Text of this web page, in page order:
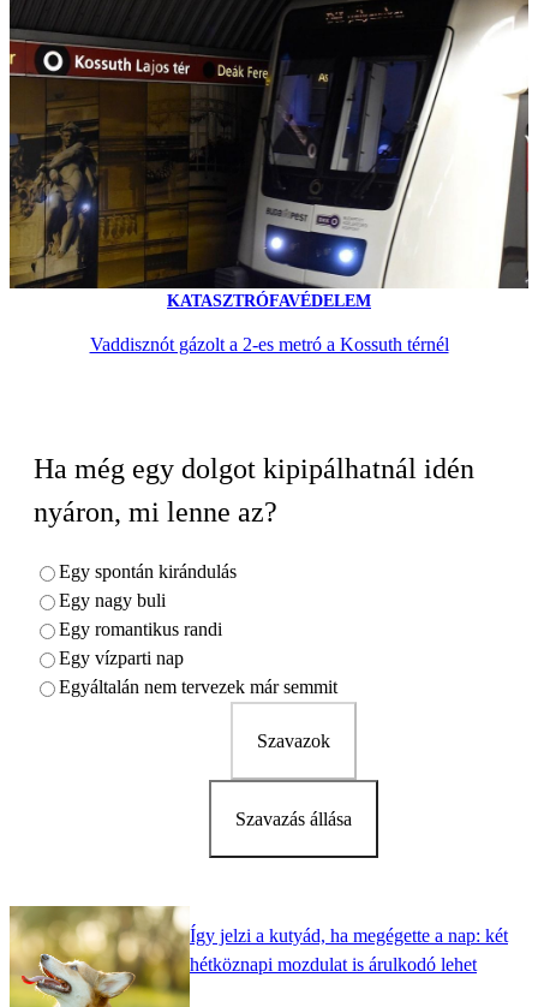
KATASZTRÓFAVÉDELEM
Vaddisznót gázolt a 2-es metró a Kossuth térnél
Ha még egy dolgot kipipálhatnál idén
nyáron, mi lenne az?
Egy spontán kirándulás
Egy nagy buli
Egy romantikus randi
Egy vízparti nap
Egyáltalán nem tervezek már semmit
Szavazok
Szavazás állása
Így jelzi a kutyád, ha megégette a nap: két
hétköznapi mozdulat is árulkodó lehet